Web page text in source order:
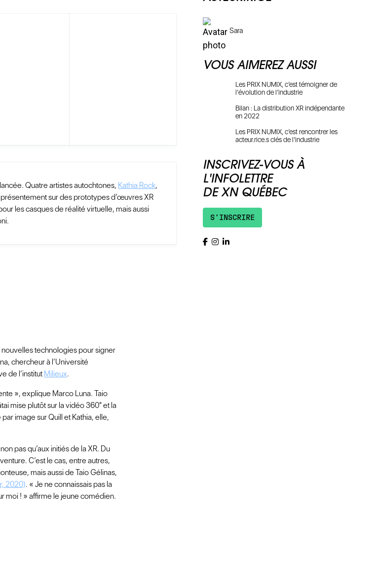
Quatre artistes autochtones, Kathia Rock,
sur des prototypes d’œuvres XR
les casques de réalité virtuelle, mais aussi
technologies pour signer
chercheur à l’Université
de l’institut Milieux.
», explique Marco Luna. Taio
mise plutôt sur la vidéo 360° et la
image sur Quill et Kathia, elle,
pas qu’aux initiés de la XR. Du
C’est le cas, entre autres,
mais aussi de Taio Gélinas,
2020). « Je ne connaissais pas la
moi ! » affirme le jeune comédien.
Sara
VOUS AIMEREZ AUSSI
Les PRIX NUMIX, c’est témoigner de
l’évolution de l’industrie
Bilan : La distribution XR indépendante
en 2022
Les PRIX NUMIX, c’est rencontrer les
acteur.rice.s clés de l’industrie
INSCRIVEZ-VOUS À
L'INFOLETTRE
DE XN QUÉBEC
S'INSCRIRE